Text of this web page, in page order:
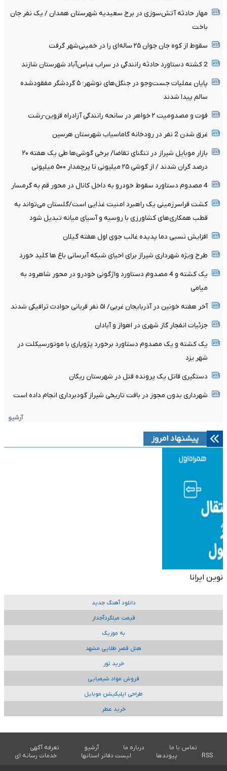
مهار حادثه آتش‌سوزی در برج سعیدیه شهرستان همدان / یک نفر جان
باخت
سقوط از کوه جان جوان ۲۵ ساله‌ای را در خمینی‌شهر گرفت
2 کشته دستاورد حادثه رانندگی در سراب عباس‌آباد شهرستان شازند
پایان عملیات جست‌وجو در جنگل‌های نوشهر؛ ۵ گردشگر مفقودشده
سالم پیدا شدند
فوت و مصدومیت ۲ خواهر در سانحه رانندگی آزادراه قزوین-رشت
غرق شدن 2 نفر در رودخانه گاماسیاب شهرستان هرسین
بازار موبایل شیراز در تنگنای تقاضا/ برخی گوشی‌ها طی یک هفته ۲۰
درصد گران شدند / از گوشی ۲۵ میلیونی تا پرچمدار ۵۰۰ میلیونی
4 مصدوم دستاورد سقوط خودرو به داخل کانال در محور قم به گرمسار
کشت فراسرزمینی یک راهبرد امنیت غذایی است/گلستان می‌تواند به
قطب همکاری‌های کشاورزی با روسیه و آسیای میانه تبدیل شود
افزایش نسبی دما پدیده غالب جوی اول هفته گیلان
طرح ویژه شهرداری شیراز برای احیای شبکه آبرسانی باغ ها کلید خورد
یک کشته و 4 مصدوم دستاورد واژگونی خودرو در محور شاهرود به
میامی
آخر هفته خونین در آذربایجان غربی/ ۵۱ نفر قربانی حوادث ترافیکی شدند
جزئیات انفجار گاز شهری در اهواز و آبادان
یک کشته و یک مصدوم دستاورد برخورد پژوپاری با موتورسیکلت در
شهر یزد
دستگیری قاتل یک پرونده قتل در شهرستان ریگان
شهرداری بدون مجوز در بافت تاریخی شیراز گودبرداری انجام داده است
آرشیو
پیشنهاد امروز
نوین ایرانا
دانلود آهنگ جدید
قیمت میلگردآجدار
به موزیک
هتل قصر طلایی مشهد
خرید تور
فروش مواد شیمیایی
طراحی اپلیکیشن موبایل
خرید عطر
تماس با ما درباره ما آرشیو
تعرفه آگهی
RSS
پیوندها لیست دفاتر استانها خدمات رسانه ای